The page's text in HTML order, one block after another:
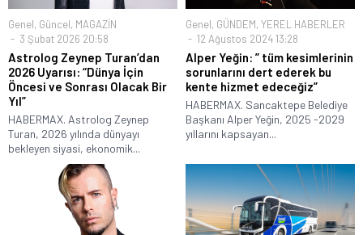
Genel, Güncel, MAGAZİN
3 Şubat 2026 20:58
Astrolog Zeynep Turan’dan
2026 Uyarısı: “Dünya İçin
Öncesi ve Sonrası Olacak Bir
Yıl”
HABERMAX. Astrolog Zeynep
Turan, 2026 yılında dünyayı
bekleyen siyasi, ekonomik...
Genel, GÜNDEM, YEREL HABERLER
12 Ağustos 2024 13:28
Alper Yeğin: ” tüm kesimlerinin
sorunlarını dert ederek bu
kente hizmet edeceğiz”
HABERMAX. Sancaktepe Belediye
Başkanı Alper Yeğin, 2025 -2029
yıllarını kapsayan...